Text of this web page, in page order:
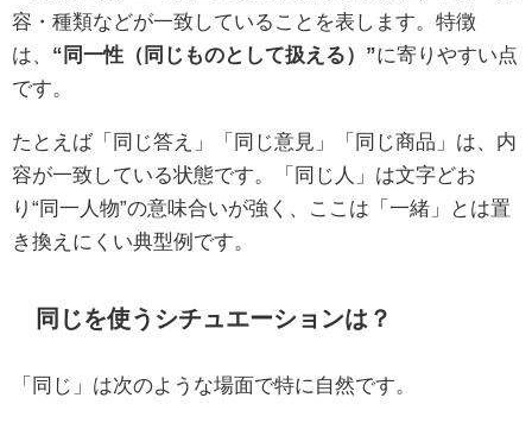
容・種類などが一致していることを表します。特徴
は、 “同一性（同じものとして扱える）”に寄りやすい点
です。
たとえば「同じ答え」「同じ意見」「同じ商品」は、内
容が一致している状態です。「同じ人」は文字どお
り“同一人物”の意味合いが強く、ここは「一緒」とは置
き換えにくい典型例です。
同じを使うシチュエーションは？
「同じ」は次のような場面で特に自然です。